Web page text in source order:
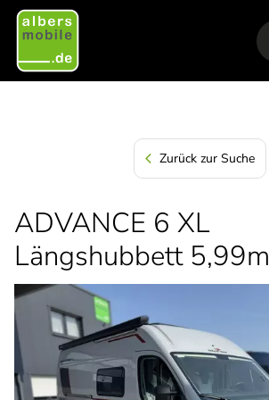
Zurück zur Suche
ADVANCE 6 XL
Längshubbett 5,99m